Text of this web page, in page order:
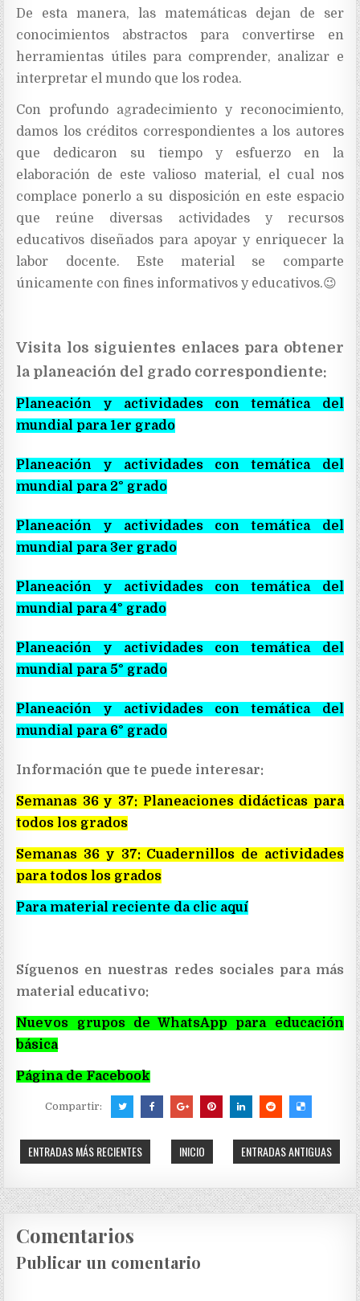
De esta manera, las matemáticas dejan de ser
conocimientos abstractos para convertirse en
herramientas útiles para comprender, analizar e
interpretar el mundo que los rodea.
Con profundo agradecimiento y reconocimiento,
damos los créditos correspondientes a los autores
que dedicaron su tiempo y esfuerzo en la
elaboración de este valioso material, el cual nos
complace ponerlo a su disposición en este espacio
que reúne diversas actividades y recursos
educativos diseñados para apoyar y enriquecer la
labor docente. Este material se comparte
únicamente con fines informativos y educativos.😉
Visita los siguientes enlaces para obtener
la planeación del grado correspondiente:
Planeación y actividades con temática del
mundial para 1er grado
Planeación y actividades con temática del
mundial para 2° grado
Planeación y actividades con temática del
mundial para 3er grado
Planeación y actividades con temática del
mundial para 4° grado
Planeación y actividades con temática del
mundial para 5° grado
Planeación y actividades con temática del
mundial para 6° grado
Información que te puede interesar:
Semanas 36 y 37: Planeaciones didácticas para
todos los grados
Semanas 36 y 37: Cuadernillos de actividades
para todos los grados
Para material reciente da clic aquí
Síguenos en nuestras redes sociales para más
material educativo:
Nuevos grupos de WhatsApp para educación
básica
Página de Facebook
Compartir:
ENTRADAS MÁS RECIENTES ENTRADAS ANTIGUAS
INICIO
Comentarios
Publicar un comentario